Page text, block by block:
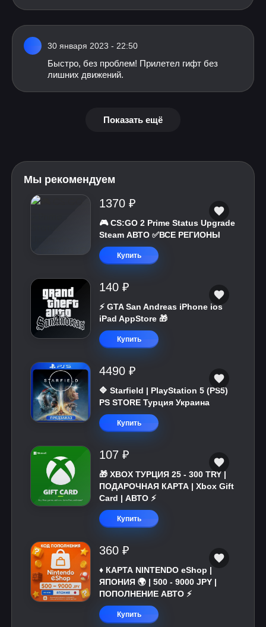
30 января 2023 - 22:50
Быстро, без проблем! Прилетел гифт без
лишних движений.
Показать ещё
Мы рекомендуем
1370 ₽
🎮 CS:GO 2 Prime Status Upgrade
Steam АВТО ✅ВСЕ РЕГИОНЫ
Купить
140 ₽
⚡️ GTA San Andreas iPhone ios
iPad AppStore 🎁
Купить
4490 ₽
🔷 Starfield | PlayStation 5 (PS5)
PS STORE Турция Украина
Купить
107 ₽
🎁 XBOX ТУРЦИЯ 25 - 300 TRY |
ПОДАРОЧНАЯ КАРТА | Xbox Gift
Card | АВТО ⚡
Купить
360 ₽
♦️ КАРТА NINTENDO eShop |
ЯПОНИЯ 🌍 | 500 - 9000 JPY |
ПОПОЛНЕНИЕ АВТО ⚡
Купить